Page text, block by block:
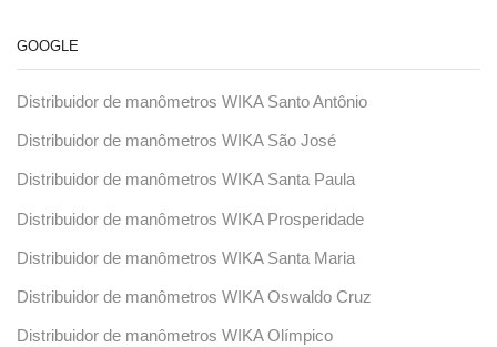
GOOGLE
Distribuidor de manômetros WIKA Santo Antônio
Distribuidor de manômetros WIKA São José
Distribuidor de manômetros WIKA Santa Paula
Distribuidor de manômetros WIKA Prosperidade
Distribuidor de manômetros WIKA Santa Maria
Distribuidor de manômetros WIKA Oswaldo Cruz
Distribuidor de manômetros WIKA Olímpico